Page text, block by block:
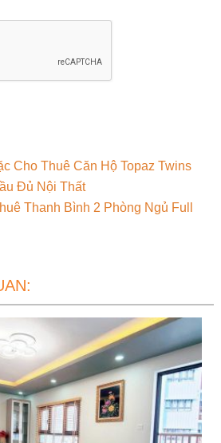
Cho Thuê Căn Hộ Topaz Twins
Đủ Nội Thất
Thanh Bình 2 Phòng Ngủ Full